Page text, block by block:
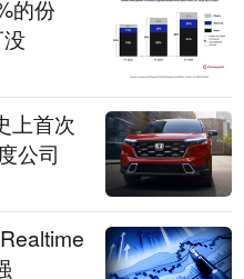
的份
上首次
公司